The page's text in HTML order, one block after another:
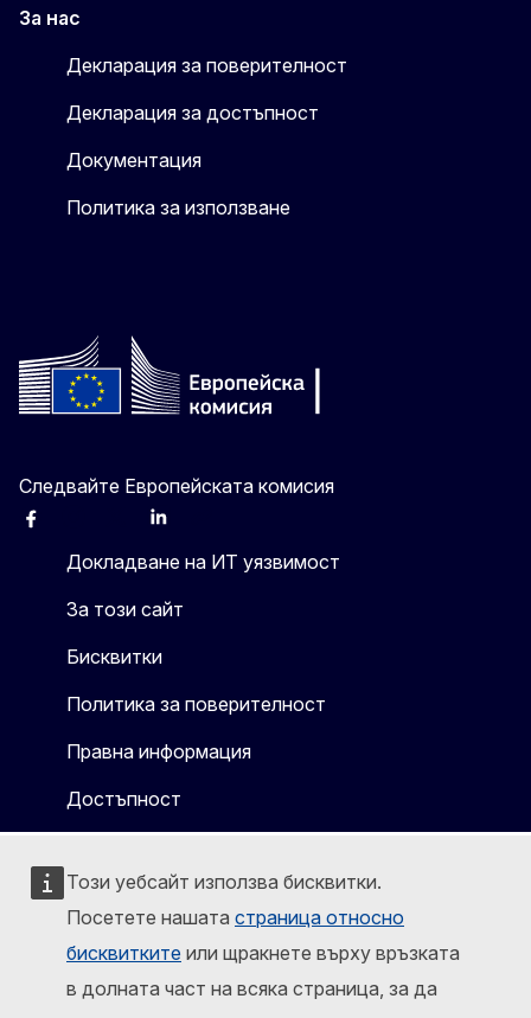
Този уебсайт използва бисквитки.
Посетете нашата страница относно
бисквитките или щракнете върху връзката
в долната част на всяка страница, за да
За нас
Декларация за поверителност
Декларация за достъпност
Документация
Политика за използване
Следвайте Европейската комисия
Facebook Linkedin
Докладване на ИТ уязвимост
За този сайт
Бисквитки
Политика за поверителност
Правна информация
Достъпност